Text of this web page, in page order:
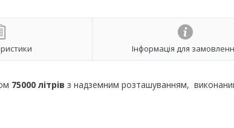
Інформація для
75000 літрів з надземним розташуванням,